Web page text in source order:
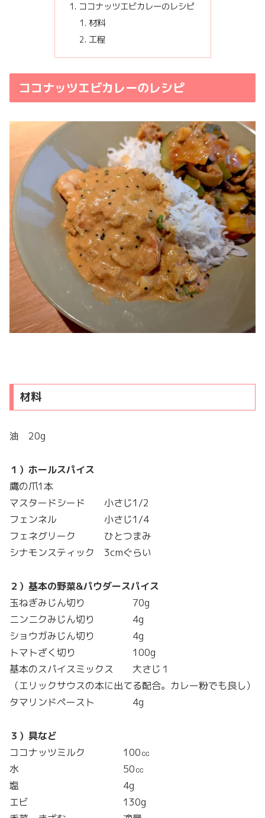
ココナッツエビカレーのレシピ
材料
工程
ココナッツエビカレーのレシピ
材料
油 20g
１）ホールスパイス
鷹の爪1本
マスタードシード 小さじ1/2
フェンネル 小さじ1/4
フェネグリーク ひとつまみ
シナモンスティック 3cmぐらい
２）基本の野菜&パウダースパイス
玉ねぎみじん切り 70g
ニンニクみじん切り 4g
ショウガみじん切り 4g
トマトざく切り 100g
基本のスパイスミックス 大さじ１
（エリックサウスの本に出てる配合。カレー粉でも良し）
タマリンドペースト 4g
３）具など
ココナッツミルク 100㏄
水 50㏄
塩 4g
エビ 130g